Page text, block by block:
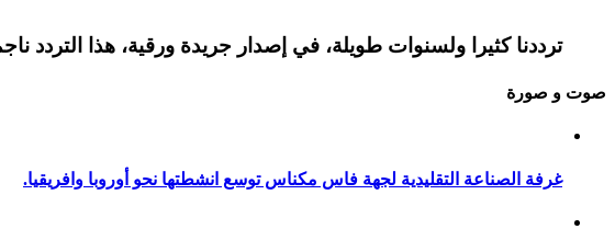
ترددنا كثيرا ولسنوات طويلة، في إصدار جريدة ورقية، هذا التردد
صوت و صورة
غرفة الصناعة التقليدية لجهة فاس مكناس توسع انشطتها نحو أوروبا وافريقيا.